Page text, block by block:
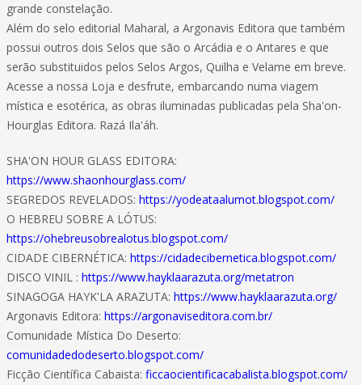
grande constelação.
Além do selo editorial Maharal, a Argonavis Editora que também
possui outros dois Selos que são o Arcádia e o Antares e que
serão substituidos pelos Selos Argos, Quilha e Velame em breve.
Acesse a nossa Loja e desfrute, embarcando numa viagem
mística e esotérica, as obras iluminadas publicadas pela Sha'on-
Hourglas Editora. Razá Ila'áh.
SHA'ON HOUR GLASS EDITORA:
https://www.shaonhourglass.com/
SEGREDOS REVELADOS: https://yodeataalumot.blogspot.com/
O HEBREU SOBRE A LÓTUS:
https://ohebreusobrealotus.blogspot.com/
CIDADE CIBERNÉTICA: https://cidadecibernetica.blogspot.com/
DISCO VINIL : https://www.hayklaarazuta.org/metatron
SINAGOGA HAYK'LA ARAZUTA: https://www.hayklaarazuta.org/
Argonavis Editora: https://argonaviseditora.com.br/
Comunidade Mística Do Deserto:
comunidadedodeserto.blogspot.com/
Ficção Científica Cabaista: ficcaocientificacabalista.blogspot.com/